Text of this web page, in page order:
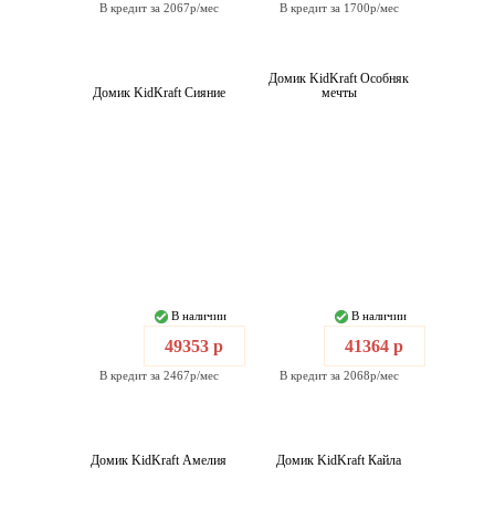
В кредит за 2067р/мес В кредит за 1700р/мес
Домик KidKraft Сияние
В наличии
49353 р
В кредит за 2467р/мес
Домик KidKraft Особняк
мечты
В наличии
41364 р
В кредит за 2068р/мес
Домик KidKraft Амелия Домик KidKraft Кайла